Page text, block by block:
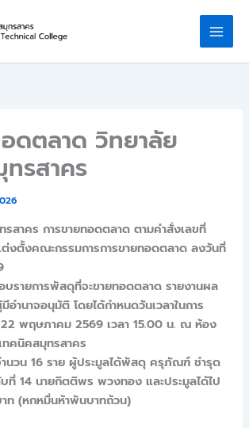
ดตลาด วิทยาลัย
รสาคร
รสาคร การขายทอดตลาด ตามคำสั่งเลขที่
งตั้งคณะกรรมการการขายทอดตลาด ลงวันที่
บรายการพัสดุที่จะขายทอดตลาด รายงานผล
อำนาจอนุมัติ โดยได้กำหนดวันเวลาในการ
22 พฤษภาคม 2569 เวลา 15.00 น. ณ ห้อง
ทคนิคสมุทรสาคร
ำนวน 16 ราย ผู้ประมูลได้พัสดุ ครุภัณฑ์ ชำรุด
ที่ 14 นายกิตติพร พวงทอง และประมูลได้ไป
ท (หกหมื่นห้าพันบาทถ้วน)